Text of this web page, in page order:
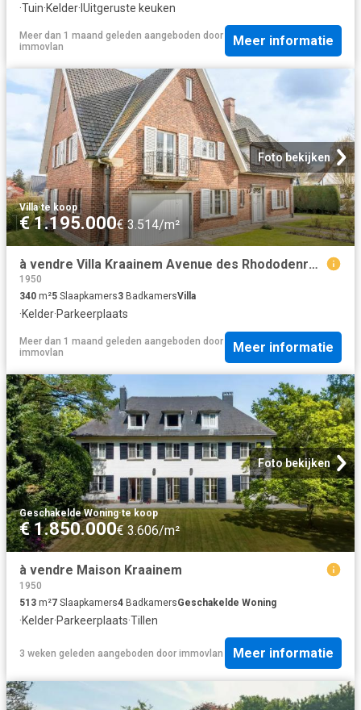
·Tuin·Kelder· IUitgeruste keuken
Meer dan 1 maand geleden aangeboden door
immovlan
Meer informatie
Foto bekijken
Villa·te koop
€ 1.195.000€ 3.514/m²
à vendre Villa Kraainem Avenue des Rhododenrons
1950
340 m²5 Slaapkamers3 BadkamersVilla
·Kelder·Parkeerplaats
Meer dan 1 maand geleden aangeboden door
immovlan
Meer informatie
Foto bekijken
Geschakelde Woning·te koop
€ 1.850.000€ 3.606/m²
à vendre Maison Kraainem
1950
513 m²7 Slaapkamers4 BadkamersGeschakelde Woning
·Kelder·Parkeerplaats·Tillen
3 weken geleden aangeboden door immovlan Meer informatie